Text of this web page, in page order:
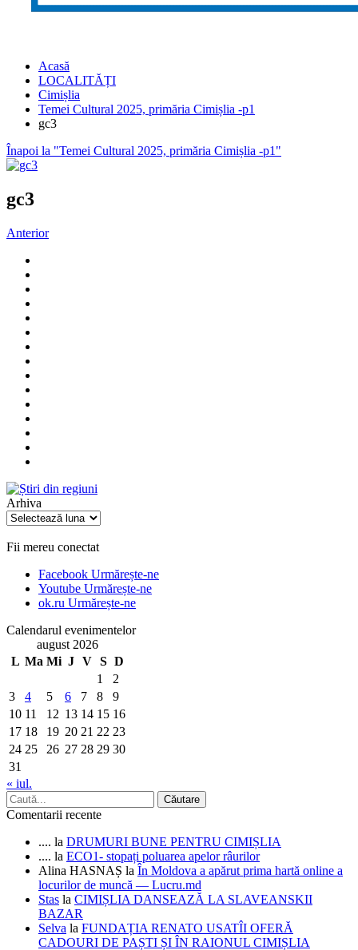
Acasă
LOCALITĂȚI
Cimișlia
Temei Cultural 2025, primăria Cimișlia -p1
gc3
Înapoi la "Temei Cultural 2025, primăria Cimișlia -p1"
gc3
Anterior
Arhiva
Arhiva
Fii mereu conectat
Facebook Urmărește-ne
Youtube Urmărește-ne
ok.ru Urmărește-ne
Calendarul evenimentelor
august 2026
L Ma Mi J V S D
1
2
3
4 5 6 7 8
9
10 11 12 13 14 15 16
17 18 19 20 21 22 23
24 25 26 27 28 29 30
31
« iul.
Comentarii recente
.... la DRUMURI BUNE PENTRU CIMIȘLIA
.... la ECO1- stopați poluarea apelor râurilor
Alina HASNAȘ la În Moldova a apărut prima hartă online a
locurilor de muncă — Lucru.md
Stas la CIMIȘLIA DANSEAZĂ LA SLAVEANSKII
BAZAR
Selva la FUNDAȚIA RENATO USATÎI OFERĂ
CADOURI DE PAȘTI ȘI ÎN RAIONUL CIMIȘLIA